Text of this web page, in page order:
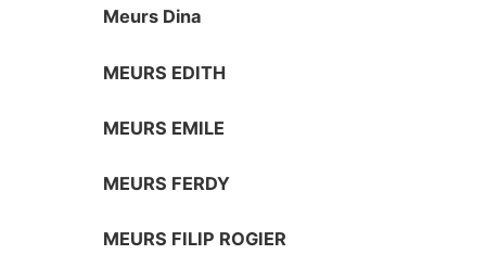
Meurs Dina
MEURS EDITH
MEURS EMILE
MEURS FERDY
MEURS FILIP ROGIER